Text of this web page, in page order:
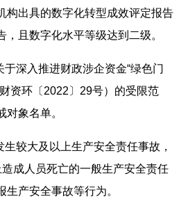
构出具的数字化转型成效评定报告
且数字化水平等级达到二级。
深入推进财政涉企资金“绿色门
资环〔2022〕29号）的受限范
对象名单。
较大及以上生产安全责任事故，
成人员死亡的一般生产安全责任
产安全事故等行为。